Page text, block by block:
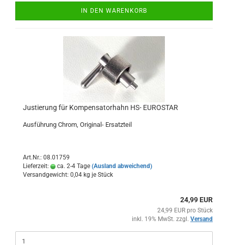
IN DEN WARENKORB
Justierung für Kompensatorhahn HS- EUROSTAR
Ausführung Chrom, Original- Ersatzteil
Art.Nr.: 08.01759
Lieferzeit:
ca. 2-4 Tage (Ausland abweichend)
Versandgewicht: 0,04 kg je Stück
24,99 EUR
24,99 EUR pro Stück
inkl. 19% MwSt. zzgl. Versand